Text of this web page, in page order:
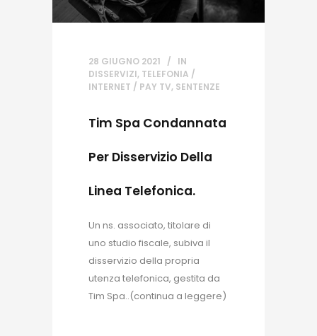
28 GIUGNO 2021
IN
DISSERVIZI, TELEFONIA /
INTERNET / PAY TV, SENTENZE
Tim Spa Condannata
Per Disservizio Della
Linea Telefonica.
Un ns. associato, titolare di
uno studio fiscale, subiva il
disservizio della propria
utenza telefonica, gestita da
Tim Spa..(continua a leggere)